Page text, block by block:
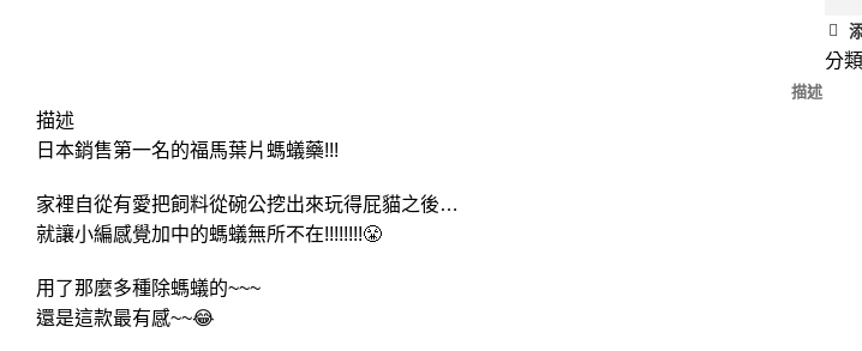
分
描述
描述
日本銷售第一名的福馬葉片螞蟻藥!!!
家裡自從有愛把飼料從碗公挖出來玩得屁貓之後…
就讓小編感覺加中的螞蟻無所不在!!!!!!!!😤
用了那麼多種除螞蟻的~~~
還是這款最有感~~😂